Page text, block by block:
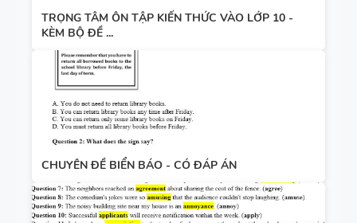
TRỌNG TÂM ÔN TẬP KIẾN THỨC VÀO LỚP 10 -
KÈM BỘ ĐỀ ...
CHUYÊN ĐỀ BIỂN BÁO - CÓ ĐÁP ÁN